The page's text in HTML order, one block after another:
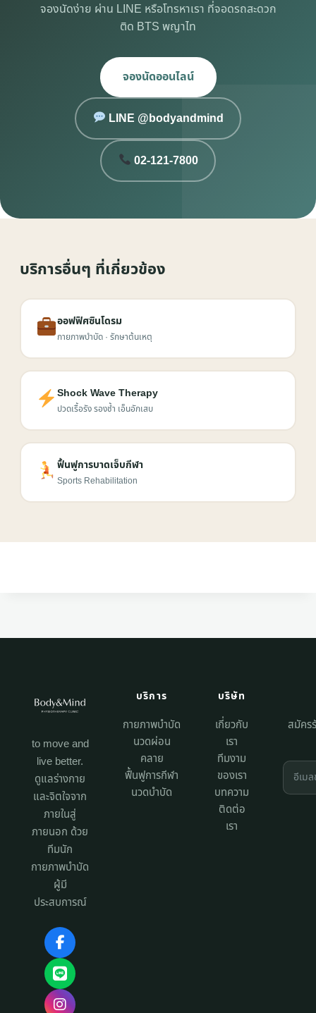
จองนัดง่าย ผ่าน LINE หรือโทรหาเรา ที่จอดรถสะดวก
ติด BTS พญาไท
จองนัดออนไลน์
LINE @bodyandmind
02-121-7800
บริการอื่นๆ ที่เกี่ยวข้อง
ออฟฟิศซินโดรม
กายภาพบำบัด · รักษาต้นเหตุ
Shock Wave Therapy
ปวดเรื้อรัง รองช้ำ เอ็นอักเสบ
ฟื้นฟูการบาดเจ็บกีฬา
Sports Rehabilitation
to move and
live better.
ดูแลร่างกาย
และจิตใจจาก
ภายในสู่
ภายนอก ด้วย
ทีมนัก
กายภาพบำบัด
ผู้มี
ประสบการณ์
บริการ
กายภาพบำบัด
นวดผ่อน
คลาย
ฟื้นฟูการกีฬา
นวดบำบัด
บริษัท
เกี่ยวกับ
เรา
ทีมงาม
ของเรา
บทความ
ติดต่อ
เรา
สมัคร